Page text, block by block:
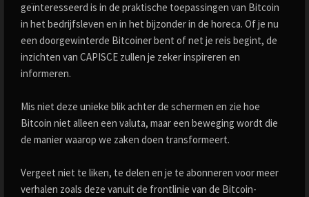
geïnteresseerd is in de praktische toepassingen van Bitcoin
in het bedrijfsleven en in het bijzonder in de horeca. Of je nu
een doorgewinterde Bitcoiner bent of net je reis begint, de
inzichten van CAPISCE zullen je zeker inspireren en
informeren.
Mis niet deze unieke blik achter de schermen en zie hoe
Bitcoin niet alleen een valuta, maar een beweging wordt die
de manier waarop we zaken doen transformeert.
Vergeet niet te liken, te delen en je te abonneren voor meer
verhalen zoals deze vanuit de frontlinie van de Bitcoin-